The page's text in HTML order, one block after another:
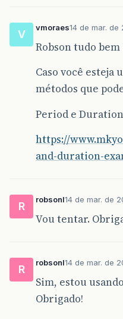
V
vmoraes14 de mar. de
Robson tudo bem
Caso você esteja
métodos que
Period e Duration
https://
and-duration-
R
robsonl14 de mar. de
Vou tentar.
R
robsonl14 de mar. de
Sim, estou
Obrigado!